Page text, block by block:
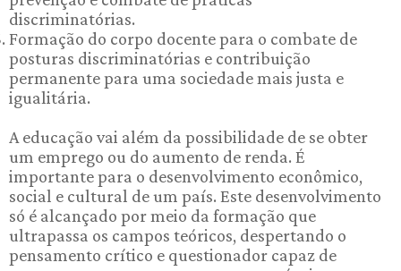
discriminatórias.
Formação do corpo docente para o combate de
posturas discriminatórias e contribuição
permanente para uma sociedade mais justa e
igualitária.
A educação vai além da possibilidade de se obter
um emprego ou do aumento de renda. É
importante para o desenvolvimento econômico,
social e cultural de um país. Este desenvolvimento
só é alcançado por meio da formação que
ultrapassa os campos teóricos, despertando o
pensamento crítico e questionador capaz de